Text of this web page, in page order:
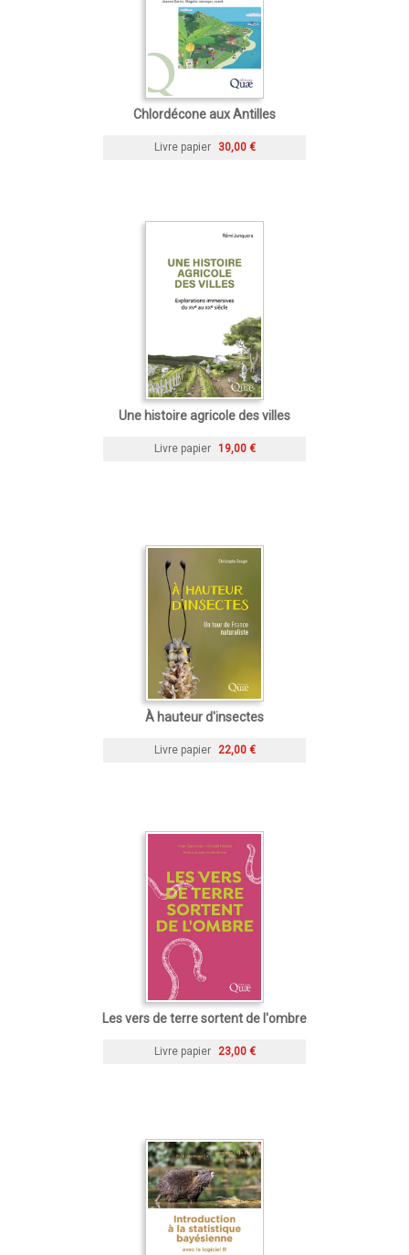
Chlordécone aux Antilles
Livre papier 30,00 €
Une histoire agricole des villes
Livre papier 19,00 €
À hauteur d'insectes
Livre papier 22,00 €
Les vers de terre sortent de l'ombre
Livre papier 23,00 €